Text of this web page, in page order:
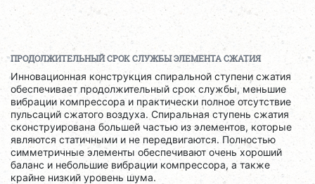
ПРОДОЛЖИТЕЛЬНЫЙ СРОК СЛУЖБЫ ЭЛЕМЕНТА СЖАТИЯ
Инновационная конструкция спиральной ступени сжатия
обеспечивает продолжительный срок службы, меньшие
вибрации компрессора и практически полное отсутствие
пульсаций сжатого воздуха. Спиральная ступень сжатия
сконструирована большей частью из элементов, которые
являются статичными и не передвигаются. Полностью
симметричные элементы обеспечивают очень хороший
баланс и небольшие вибрации компрессора, а также
крайне низкий уровень шума.